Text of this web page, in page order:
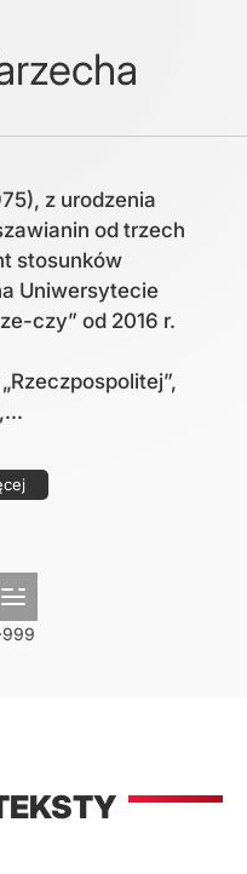
z urodzenia
od trzech
stosunków
Uniwersytecie
czy” od 2016 r.